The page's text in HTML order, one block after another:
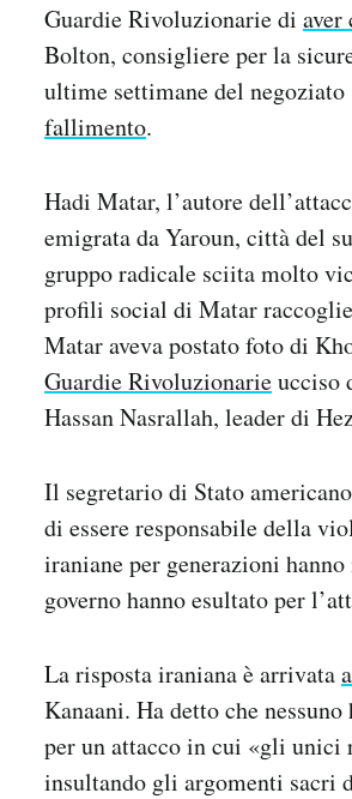
Guardie Rivoluzionariedi aver
Bolton, consigliere per la
ultime settimane del
fallimento.
Hadi Matar, l’autore
emigrata da Yaroun, città del
gruppo radicale sciita molto
profili social di Matar
Matar aveva postato foto di
Guardie Rivoluzionarieucciso
Hassan Nasrallah, leader di
Il segretario di Stato
di essere responsabile della
iraniane per generazioni
governo hanno esultato per
La risposta iraniana è arrivata
Kanaani. Ha detto che
per un attacco in cui «gli unici
insultando gli argomenti sacri